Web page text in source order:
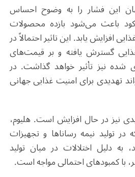
این فشار را به وضوح احساس
باعث می‌شود بازده محصولات
افزایش یابد. این تاثیر احتمالاً در
گسترش یافته و بر قیمت‌های
شده نیز تأثیر خواهد گذاشت. در
تهدیدی برای امنیت غذایی جهانی
نیز در حال افزایش است. هلیوم،
تولید نیمه‌ رساناها و تجهیزات
دلیل اختلالات در میان تولید
با کمبودهای احتمالی مواجه است.